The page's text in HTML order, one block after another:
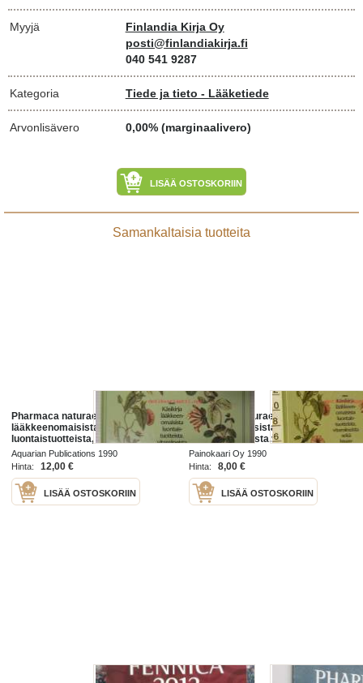
Myyjä
Finlandia Kirja Oy
posti@finlandiakirja.fi
040 541 9287
Kategoria Tiede ja tieto - Lääketiede
Arvonlisävero 0,00% (marginaalivero)
LISÄÄ OSTOSKORIIN
Samankaltaisia tuotteita
Pharmaca naturae - Käsikirja
lääkkeenomaisista
luontaistuotteista, vitamiineista
sekä hivenaineista
Aquarian Publications 1990
Hinta:
12,00 €
LISÄÄ OSTOSKORIIN
pharmaca naturae.käsikirja
lääkkeenomaisista
luontaistuotteista.vitamiineista
sekä hivenaineista
Painokaari Oy 1990
Hinta:
8,00 €
LISÄÄ OSTOSKORIIN